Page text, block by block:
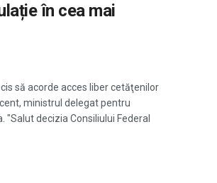
în cea mai
să acorde acces liber cetăţenilor
ministrul delegat pentru
"Salut decizia Consiliului Federal